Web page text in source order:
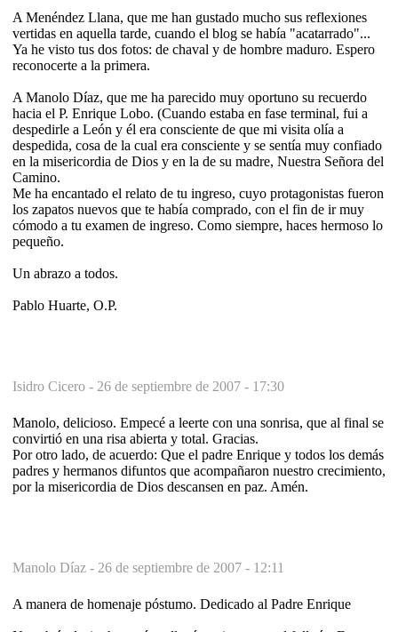
A Menéndez Llana, que me han gustado mucho sus reflexiones
vertidas en aquella tarde, cuando el blog se había "acatarrado"...
Ya he visto tus dos fotos: de chaval y de hombre maduro. Espero
reconocerte a la primera.
A Manolo Díaz, que me ha parecido muy oportuno su recuerdo
hacia el P. Enrique Lobo. (Cuando estaba en fase terminal, fui a
despedirle a León y él era consciente de que mi visita olía a
despedida, cosa de la cual era consciente y se sentía muy confiado
en la misericordia de Dios y en la de su madre, Nuestra Señora del
Camino.
Me ha encantado el relato de tu ingreso, cuyo protagonistas fueron
los zapatos nuevos que te había comprado, con el fin de ir muy
cómodo a tu examen de ingreso. Como siempre, haces hermoso lo
pequeño.
Un abrazo a todos.
Pablo Huarte, O.P.
Isidro Cicero - 26 de septiembre de 2007 - 17:30
Manolo, delicioso. Empecé a leerte con una sonrisa, que al final se
convirtió en una risa abierta y total. Gracias.
Por otro lado, de acuerdo: Que el padre Enrique y todos los demás
padres y hermanos difuntos que acompañaron nuestro crecimiento,
por la misericordia de Dios descansen en paz. Amén.
Manolo Díaz - 26 de septiembre de 2007 - 12:11
A manera de homenaje póstumo. Dedicado al Padre Enrique